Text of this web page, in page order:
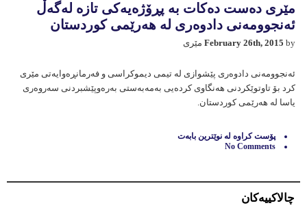
مێری دەست دەکات بە پڕۆژەیەکی تازە لەگەڵ
ئەنجوومەنی دادوەری لە هەرێمی کوردستان
February 26th, 2015 by مێری
ئەنجوومەنی دادوەری پێشوازی لە تیمی دیموکراسی و فەرمانڕەوایەتی مێری
کرد بۆ تاوتوێکردنی هەنگاوی کردەیی بەمەبەستی بەرەوپێشبردنی سەروەری
یاسا لە هەرێمی کوردستان.
پۆست كراوه‌ له‌ نوێترين بابه‌ت
No Comments
چالاكییه‌كان